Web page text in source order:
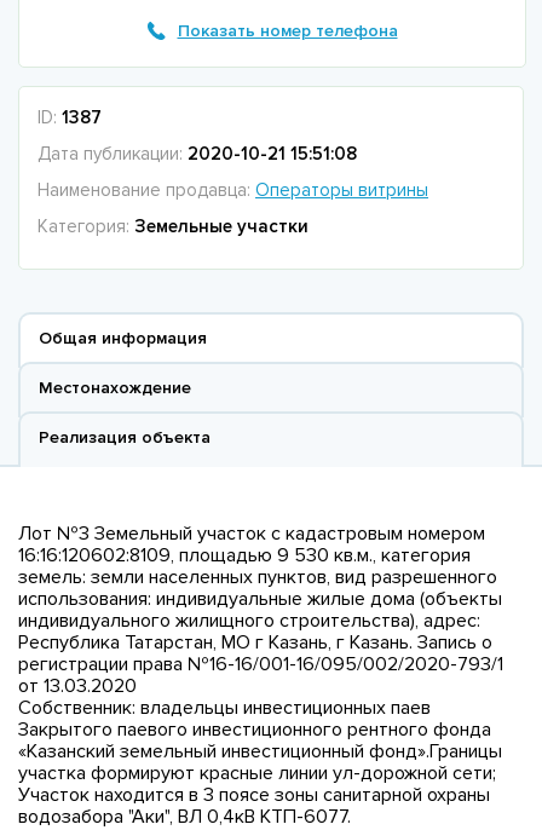
Показать номер телефона
ID: 1387
Дата публикации: 2020-10-21 15:51:08
Наименование продавца: Операторы витрины
Категория: Земельные участки
Общая информация
Местонахождение
Реализация объекта
Лот №3 Земельный участок с кадастровым номером
16:16:120602:8109, площадью 9 530 кв.м., категория
земель: земли населенных пунктов, вид разрешенного
использования: индивидуальные жилые дома (объекты
индивидуального жилищного строительства), адрес:
Республика Татарстан, МО г Казань, г Казань. Запись о
регистрации права №16-16/001-16/095/002/2020-793/1
от 13.03.2020
Собственник: владельцы инвестиционных паев
Закрытого паевого инвестиционного рентного фонда
«Казанский земельный инвестиционный фонд».Границы
участка формируют красные линии ул-дорожной сети;
Участок находится в 3 поясе зоны санитарной охраны
водозабора "Аки", ВЛ 0,4кВ КТП-6077.